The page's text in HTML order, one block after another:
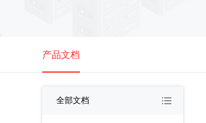
产品文档
全部文档